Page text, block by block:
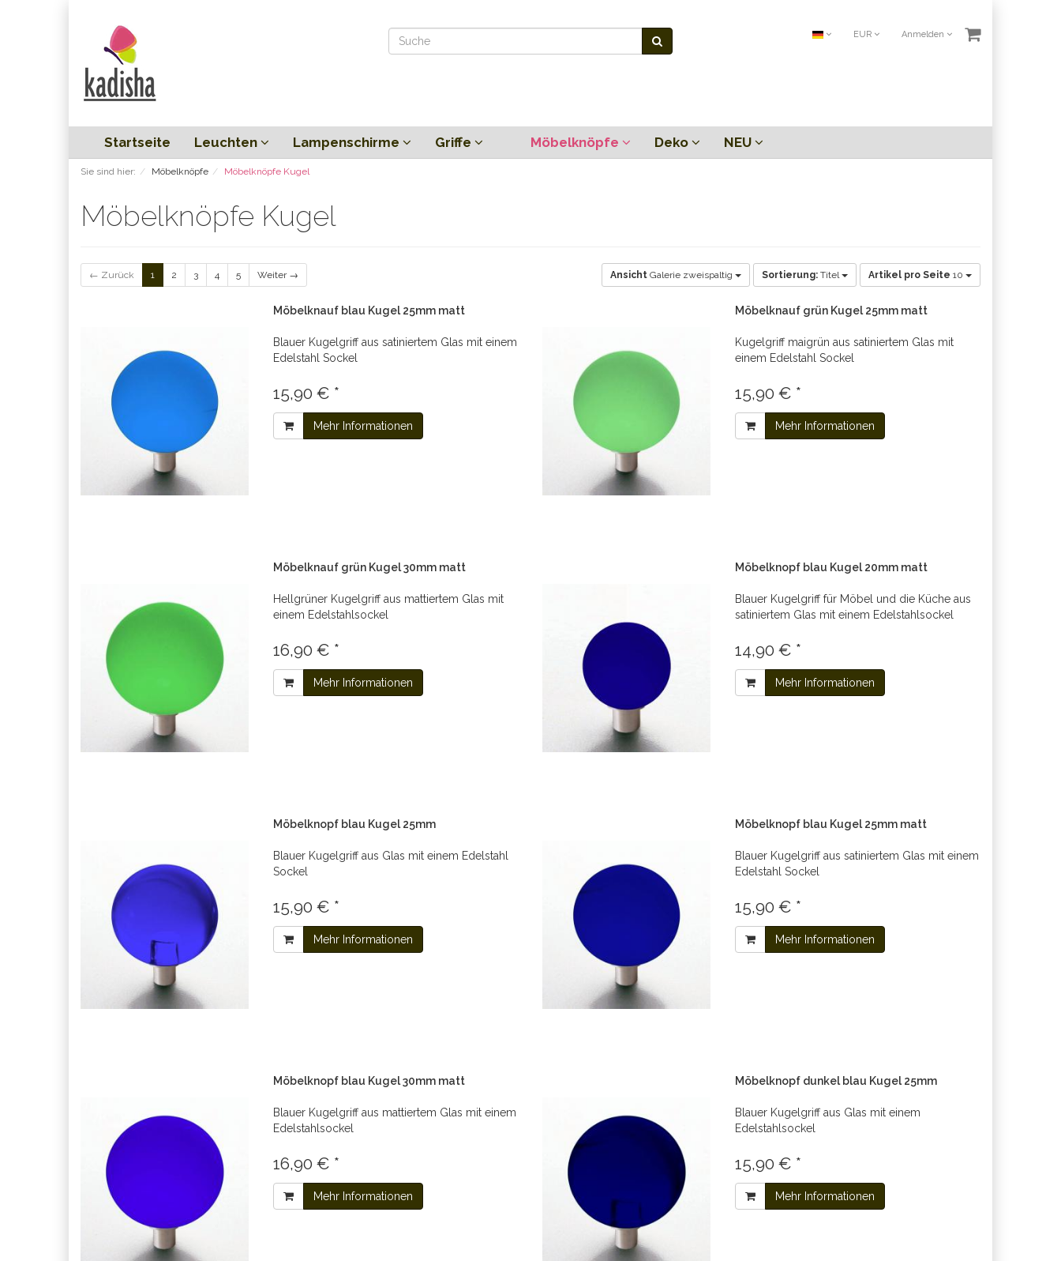
EUR Anmelden
Startseite Leuchten Lampenschirme Griffe Möbelknöpfe Deko NEU
Sie sind hier: Möbelknöpfe Möbelknöpfe Kugel
Möbelknöpfe Kugel
← Zurück 1 2 3 4 5 Weiter → Ansicht Galerie zweispaltig Sortierung: Titel Artikel pro Seite 10
Möbelknauf blau Kugel 25mm matt
Blauer Kugelgriff aus satiniertem Glas mit einem
Edelstahl Sockel
15,90 € *
Mehr Informationen
Möbelknauf grün Kugel 25mm matt
Kugelgriff maigrün aus satiniertem Glas mit
einem Edelstahl Sockel
15,90 € *
Mehr Informationen
Möbelknauf grün Kugel 30mm matt
Hellgrüner Kugelgriff aus mattiertem Glas mit
einem Edelstahlsockel
16,90 € *
Mehr Informationen
Möbelknopf blau Kugel 20mm matt
Blauer Kugelgriff für Möbel und die Küche aus
satiniertem Glas mit einem Edelstahlsockel
14,90 € *
Mehr Informationen
Möbelknopf blau Kugel 25mm
Blauer Kugelgriff aus Glas mit einem Edelstahl
Sockel
15,90 € *
Mehr Informationen
Möbelknopf blau Kugel 25mm matt
Blauer Kugelgriff aus satiniertem Glas mit einem
Edelstahl Sockel
15,90 € *
Mehr Informationen
Möbelknopf blau Kugel 30mm matt
Blauer Kugelgriff aus mattiertem Glas mit einem
Edelstahlsockel
16,90 € *
Mehr Informationen
Möbelknopf dunkel blau Kugel 25mm
Blauer Kugelgriff aus Glas mit einem
Edelstahlsockel
15,90 € *
Mehr Informationen